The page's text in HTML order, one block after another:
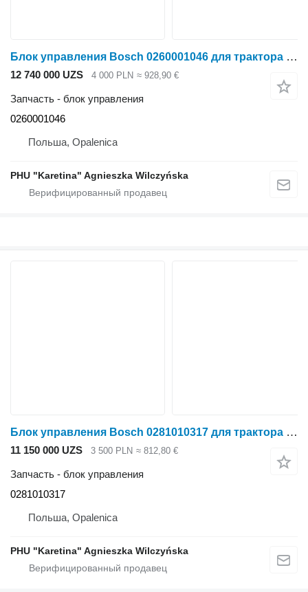
Блок управления Bosch 0260001046 для трактора колесного Deutz-Fahr Agrotron
12 740 000 UZS 4 000 PLN ≈ 928,90 €
Запчасть - блок управления
0260001046
Польша, Opalenica
PHU "Karetina" Agnieszka Wilczyńska
Блок управления Bosch 0281010317 для трактора колесного Fendt 930
11 150 000 UZS 3 500 PLN ≈ 812,80 €
Запчасть - блок управления
0281010317
Польша, Opalenica
PHU "Karetina" Agnieszka Wilczyńska